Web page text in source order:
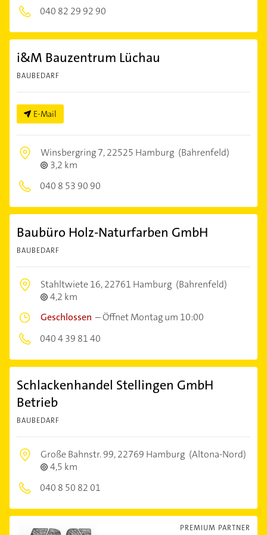
040 82 29 92 90
i&M Bauzentrum Lüchau
BAUBEDARF
E-Mail
Winsbergring 7,22525 Hamburg (Bahrenfeld)
3,2 km
040 8 53 90 90
Baubüro Holz-Naturfarben GmbH
BAUBEDARF
Stahltwiete 16,22761 Hamburg (Bahrenfeld)
4,2 km
Geschlossen –Öffnet Montag um 10:00
040 4 39 81 40
Schlackenhandel Stellingen GmbH
Betrieb
BAUBEDARF
Große Bahnstr. 99,22769 Hamburg (Altona-Nord)
4,5 km
040 8 50 82 01
PREMIUM PARTNER